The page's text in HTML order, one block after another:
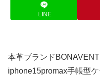
LINE
本革ブランド
iphone15promax手帳型